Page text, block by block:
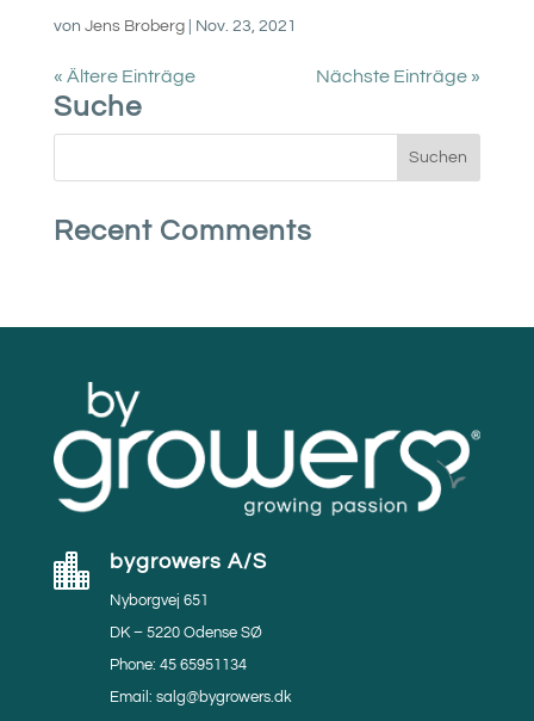
von Jens Broberg| Nov. 23, 2021
« Ältere Einträge Nächste Einträge »
Suche
Recent Comments
 bygrowers A/S
Nyborgvej 651
DK – 5220 Odense SØ
Phone: 45 65951134
Email: salg@bygrowers.dk